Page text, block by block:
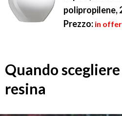
polipropilene,
Prezzo: in
Quando
resina